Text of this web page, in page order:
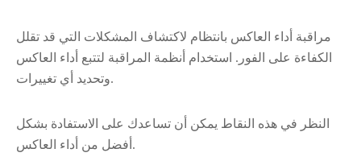
مراقبة أداء العاكس بانتظام لاكتشاف المشكلات التي قد تقلل
الكفاءة على الفور. استخدام أنظمة المراقبة لتتبع أداء العاكس
وتحديد أي تغييرات.
النظر في هذه النقاط يمكن أن تساعدك على الاستفادة بشكل
أفضل من أداء العاكس.